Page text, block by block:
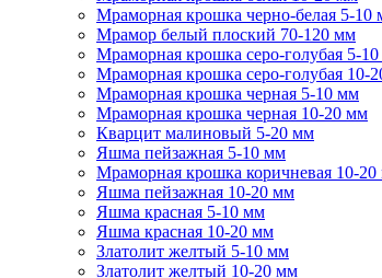
Мраморная крошка черно-белая 5-10
Мрамор белый плоский 70-120 мм
Мраморная крошка серо-голубая 5-
Мраморная крошка серо-голубая 10-
Мраморная крошка черная 5-10 мм
Мраморная крошка черная 10-20 мм
Кварцит малиновый 5-20 мм
Яшма пейзажная 5-10 мм
Мраморная крошка коричневая 10-
Яшма пейзажная 10-20 мм
Яшма красная 5-10 мм
Яшма красная 10-20 мм
Златолит желтый 5-10 мм
Златолит желтый 10-20 мм